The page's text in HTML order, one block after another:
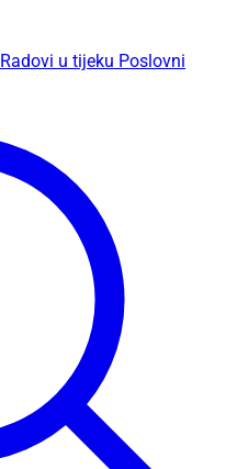
Radovi u tijeku Poslovni